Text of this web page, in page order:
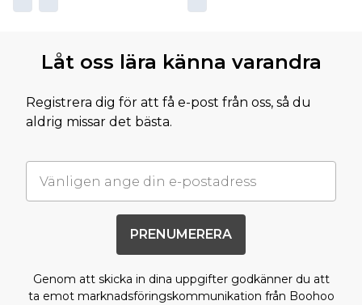
Låt oss lära känna varandra
Registrera dig för att få e-post från oss, så du
aldrig missar det bästa.
PRENUMERERA
Genom att skicka in dina uppgifter godkänner du att
ta emot marknadsföringskommunikation från Boohoo